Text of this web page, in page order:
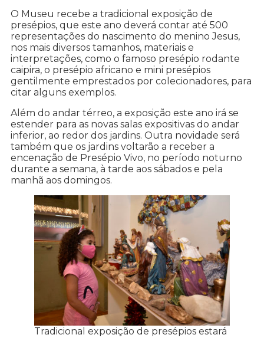
O Museu recebe a tradicional exposição de
presépios, que este ano deverá contar até 500
representações do nascimento do menino Jesus,
nos mais diversos tamanhos, materiais e
interpretações, como o famoso presépio rodante
caipira, o presépio africano e mini presépios
gentilmente emprestados por colecionadores, para
citar alguns exemplos.
Além do andar térreo, a exposição este ano irá se
estender para as novas salas expositivas do andar
inferior, ao redor dos jardins. Outra novidade será
também que os jardins voltarão a receber a
encenação de Presépio Vivo, no período noturno
durante a semana, à tarde aos sábados e pela
manhã aos domingos.
Tradicional exposição de presépios estará